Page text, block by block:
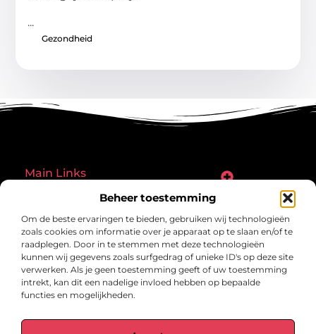
Beheer toestemming
Om de beste ervaringen te bieden, gebruiken wij technologieën
zoals cookies om informatie over je apparaat op te slaan en/of te
raadplegen. Door in te stemmen met deze technologieën
kunnen wij gegevens zoals surfgedrag of unieke ID's op deze site
verwerken. Als je geen toestemming geeft of uw toestemming
intrekt, kan dit een nadelige invloed hebben op bepaalde
functies en mogelijkheden.
...
Gezondheid
Main Links